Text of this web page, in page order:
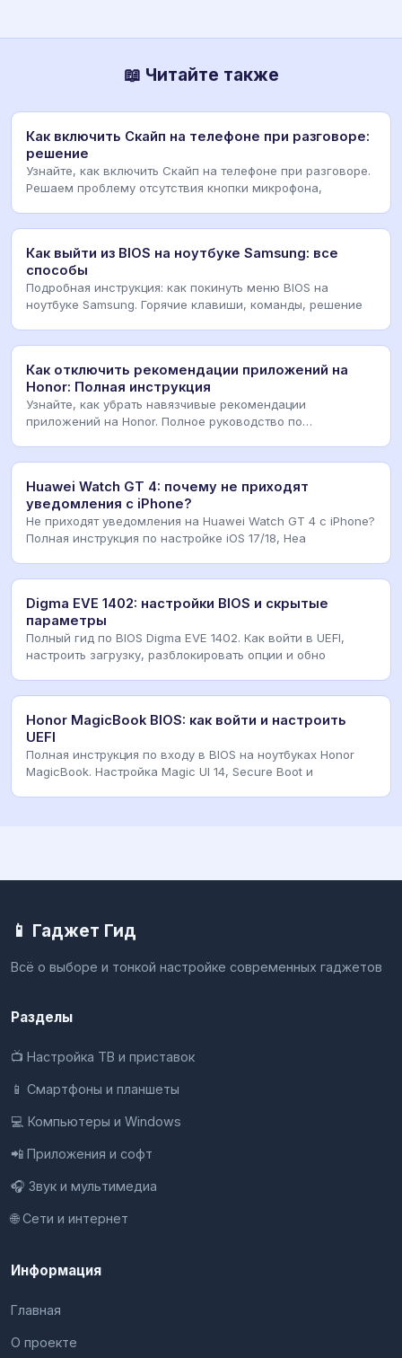
📖 Читайте также
Как включить Скайп на телефоне при разговоре:
решение
Узнайте, как включить Скайп на телефоне при разговоре.
Решаем проблему отсутствия кнопки микрофона,
Как выйти из BIOS на ноутбуке Samsung: все
способы
Подробная инструкция: как покинуть меню BIOS на
ноутбуке Samsung. Горячие клавиши, команды, решение
Как отключить рекомендации приложений на
Honor: Полная инструкция
Узнайте, как убрать навязчивые рекомендации
приложений на Honor. Полное руководство по
Huawei Watch GT 4: почему не приходят
уведомления с iPhone?
Не приходят уведомления на Huawei Watch GT 4 с iPhone?
Полная инструкция по настройке iOS 17/18, Hea
Digma EVE 1402: настройки BIOS и скрытые
параметры
Полный гид по BIOS Digma EVE 1402. Как войти в UEFI,
настроить загрузку, разблокировать опции и обно
Honor MagicBook BIOS: как войти и настроить
UEFI
Полная инструкция по входу в BIOS на ноутбуках Honor
MagicBook. Настройка Magic UI 14, Secure Boot и
📱 Гаджет Гид
Всё о выборе и тонкой настройке современных гаджетов
Разделы
📺 Настройка ТВ и приставок
📱 Смартфоны и планшеты
💻 Компьютеры и Windows
📲 Приложения и софт
🎧 Звук и мультимедиа
🌐 Сети и интернет
Информация
Главная
О проекте